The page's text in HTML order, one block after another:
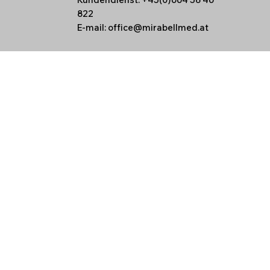
822
E-mail: office@mirabellmed.at